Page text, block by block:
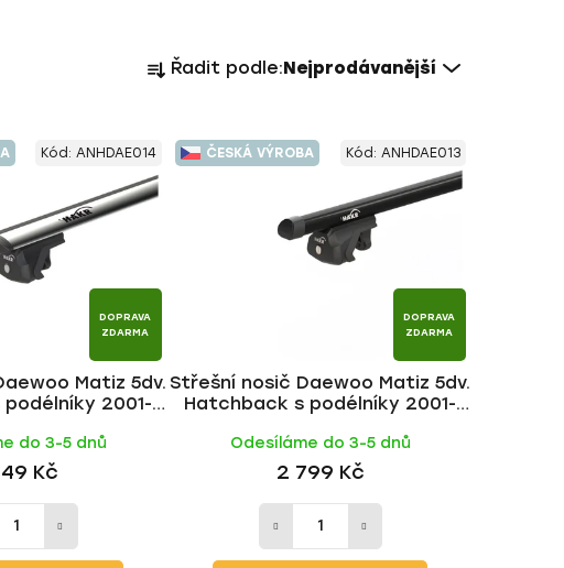
a
n
í
o
d
u
k
t
Řadit podle:Nejprodávanější
DOPRAVA
ZDARMA
Matiz 5dv.
2001-
do 3-5 dnů
Kč
Kód: ANHDAE014 ČESKÁ VÝROBA
DOPRAVA
ZDARMA
Střešní nosič Daewoo Matiz 5dv.
Hatchback s podélníky 2001-
Odesíláme do 3-5 dnů
2 799 Kč
Kód: ANHDAE013